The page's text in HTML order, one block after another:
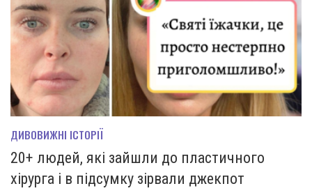
ДИВОВИЖНІ ІСТОРІЇ
20+ людей, які зайшли до пластичного
хірурга і в підсумку зірвали джекпот